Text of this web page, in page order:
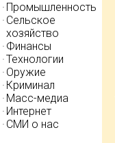
Промышленность
Сельское
хозяйство
Финансы
Технологии
Оружие
Криминал
Масс-медиа
Интернет
СМИ о нас